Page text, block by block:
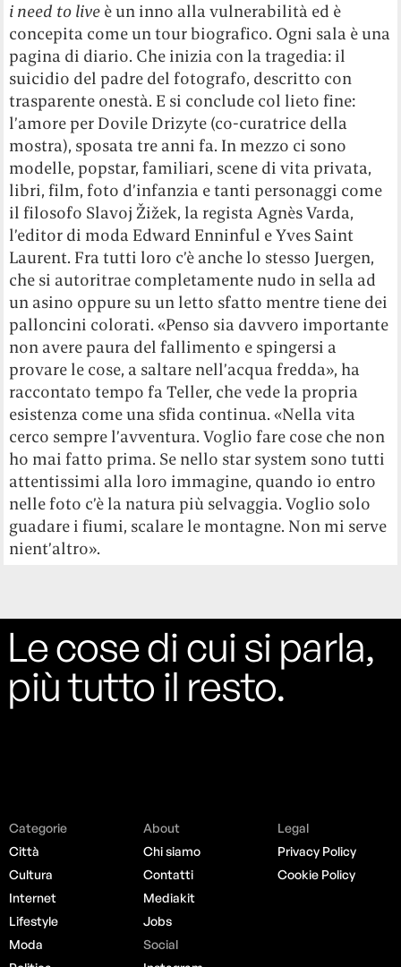
i need to live è un inno alla vulnerabilità ed è
concepita come un tour biografico. Ogni sala è una
pagina di diario. Che inizia con la tragedia: il
suicidio del padre del fotografo, descritto con
trasparente onestà. E si conclude col lieto fine:
l’amore per Dovile Drizyte (co-curatrice della
mostra), sposata tre anni fa. In mezzo ci sono
modelle, popstar, familiari, scene di vita privata,
libri, film, foto d’infanzia e tanti personaggi come
il filosofo Slavoj Žižek, la regista Agnès Varda,
l’editor di moda Edward Enninful e Yves Saint
Laurent. Fra tutti loro c’è anche lo stesso Juergen,
che si autoritrae completamente nudo in sella ad
un asino oppure su un letto sfatto mentre tiene dei
palloncini colorati. «Penso sia davvero importante
non avere paura del fallimento e spingersi a
provare le cose, a saltare nell’acqua fredda», ha
raccontato tempo fa Teller, che vede la propria
esistenza come una sfida continua. «Nella vita
cerco sempre l’avventura. Voglio fare cose che non
ho mai fatto prima. Se nello star system sono tutti
attentissimi alla loro immagine, quando io entro
nelle foto c’è la natura più selvaggia. Voglio solo
guadare i fiumi, scalare le montagne. Non mi serve
nient’altro».
Le cose di cui si parla,
più tutto il resto.
Categorie
Città
Cultura
Internet
Lifestyle
Moda
About
Chi siamo
Contatti
Mediakit
Jobs
Social
Legal
Privacy Policy
Cookie Policy